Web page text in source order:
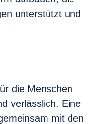
unterstützt und
die Menschen
verlässlich. Eine
mit den